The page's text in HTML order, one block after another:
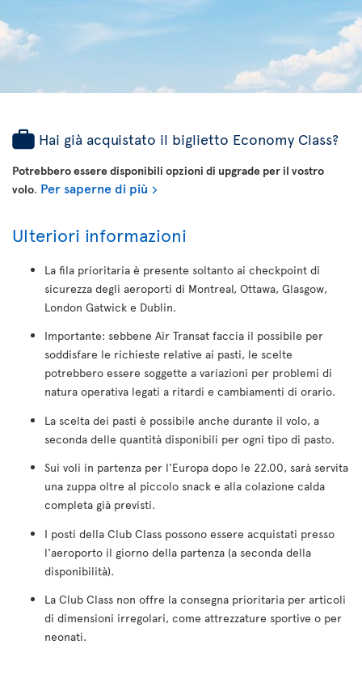
Hai già acquistato il biglietto Economy Class?
Potrebbero essere disponibili opzioni di upgrade per il vostro
volo. Per saperne di più
Ulteriori informazioni
La fila prioritaria è presente soltanto ai checkpoint di
sicurezza degli aeroporti di Montreal, Ottawa, Glasgow,
London Gatwick e Dublin.
Importante: sebbene Air Transat faccia il possibile per
soddisfare le richieste relative ai pasti, le scelte
potrebbero essere soggette a variazioni per problemi di
natura operativa legati a ritardi e cambiamenti di orario.
La scelta dei pasti è possibile anche durante il volo, a
seconda delle quantità disponibili per ogni tipo di pasto.
Sui voli in partenza per l'Europa dopo le 22.00, sarà servita
una zuppa oltre al piccolo snack e alla colazione calda
completa già previsti.
I posti della Club Class possono essere acquistati presso
l'aeroporto il giorno della partenza (a seconda della
disponibilità).
La Club Class non offre la consegna prioritaria per articoli
di dimensioni irregolari, come attrezzature sportive o per
neonati.